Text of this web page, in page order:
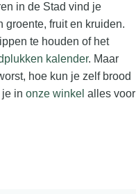
in de Stad vind je
fruit en kruiden.
te houden of het
kalender. Maar
hoe kun je zelf brood
in onze winkel alles voor